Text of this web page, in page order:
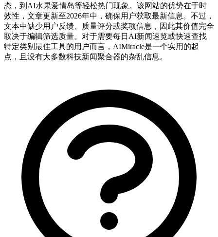
态，到AI水果爱情岛等轻松热门现象。该网站的优势在于时
效性，文章更新至2026年中，确保用户获取最新信息。不过，
文本中缺少用户反馈、质量评分或奖项信息，因此其价值完全
取决于编辑筛选质量。对于需要每日AI新闻速览或快速查找
特定类别最佳工具的用户而言，AIMiracle是一个实用的起
点，且没有大多数科技新闻聚合器的杂乱信息。